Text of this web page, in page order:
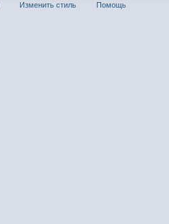
Изменить стиль Помощь